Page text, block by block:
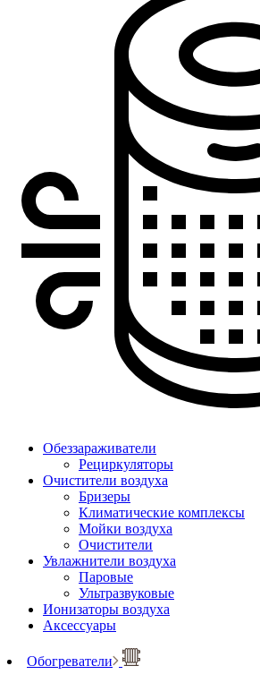
Обеззараживатели
Рециркуляторы
Очистители воздуха
Бризеры
Климатические комплексы
Мойки воздуха
Очистители
Увлажнители воздуха
Паровые
Ультразвуковые
Ионизаторы воздуха
Аксессуары
Обогреватели